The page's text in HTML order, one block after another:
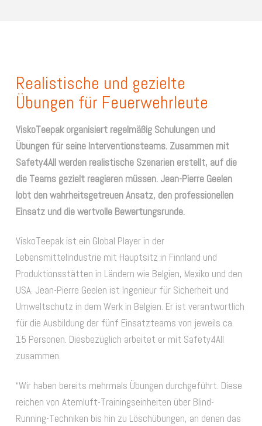
Realistische und gezielte
Übungen für Feuerwehrleute
ViskoTeepak organisiert regelmäßig Schulungen und
Übungen für seine Interventionsteams. Zusammen mit
Safety4All werden realistische Szenarien erstellt, auf die
die Teams gezielt reagieren müssen. Jean-Pierre Geelen
lobt den wahrheitsgetreuen Ansatz, den professionellen
Einsatz und die wertvolle Bewertungsrunde.
ViskoTeepak ist ein Global Player in der
Lebensmittelindustrie mit Hauptsitz in Finnland und
Produktionsstätten in Ländern wie Belgien, Mexiko und den
USA. Jean-Pierre Geelen ist Ingenieur für Sicherheit und
Umweltschutz in dem Werk in Belgien. Er ist verantwortlich
für die Ausbildung der fünf Einsatzteams von jeweils ca.
15 Personen. Diesbezüglich arbeitet er mit Safety4All
zusammen.
“Wir haben bereits mehrmals Übungen durchgeführt. Diese
reichen von Atemluft-Trainingseinheiten über Blind-
Running-Techniken bis hin zu Löschübungen, an denen das